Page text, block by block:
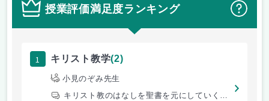
授業評価満足度ランキング ？
1 キリスト教学(2)
小見のぞみ先生
キリスト教のはなしを聖書を元にしていく。賛美歌をうたう